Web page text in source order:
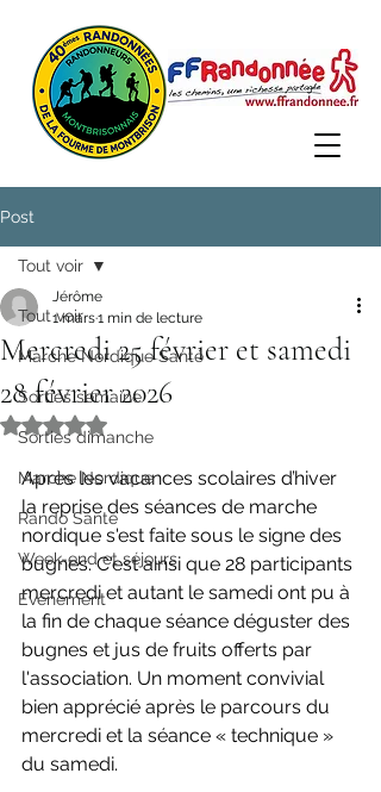
Post
Tout voir
Marche Nordique Santé
Sorties semaine
Sorties dimanche
Marche Nordique
Rando Santé
Week-end et séjours
Evènement
Tout voir
Mercredi 25 février et samedi
28 février 2026
Jérôme
1 mars1 min de lecture
Noté NaN étoiles sur 5.
Après les vacances scolaires d’hiver
la reprise des séances de marche
nordique s'est faite sous le signe des
bugnes. C'est ainsi que 28 participants
mercredi et autant le samedi ont pu à
la fin de chaque séance déguster des
bugnes et jus de fruits offerts par
l'association. Un moment convivial
bien apprécié après le parcours du
mercredi et la séance « technique »
du samedi.